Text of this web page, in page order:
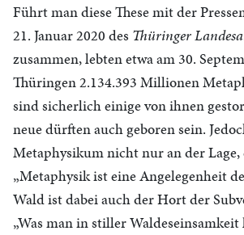
Führt man diese These mit der
21. Januar 2020 des Thüringer
zusammen, lebten etwa am 30.
Thüringen 2.134.393 Millionen
sind sicherlich einige von ihnen
neue dürften auch geboren sein.
Metaphysikum nicht nur an der Lage,
„Metaphysik ist eine Angelegenheit
Wald ist dabei auch der Hort der
„Was man in stiller